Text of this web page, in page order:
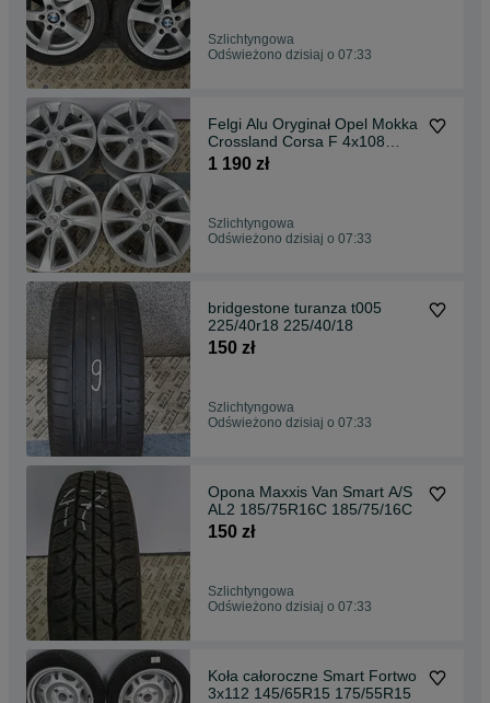
Szlichtyngowa
Odświeżono dzisiaj o 07:33
Felgi Alu Oryginał Opel Mokka
Crossland Corsa F 4x108
6.5jx16
1 190 zł
Szlichtyngowa
Odświeżono dzisiaj o 07:33
bridgestone turanza t005
225/40r18 225/40/18
150 zł
Szlichtyngowa
Odświeżono dzisiaj o 07:33
Opona Maxxis Van Smart A/S
AL2 185/75R16C 185/75/16C
150 zł
Szlichtyngowa
Odświeżono dzisiaj o 07:33
Koła całoroczne Smart Fortwo
3x112 145/65R15 175/55R15